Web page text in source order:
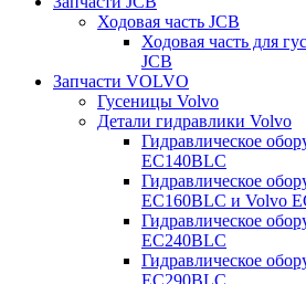
Ходовая часть JCB
Ходовая часть для
JCB
Запчасти VOLVO
Гусеницы Volvo
Детали гидравлики Volvo
Гидравлическое
EC140BLC
Гидравлическое
EC160BLC и Volvo
Гидравлическое
EC240BLC
Гидравлическое
EC290BLC